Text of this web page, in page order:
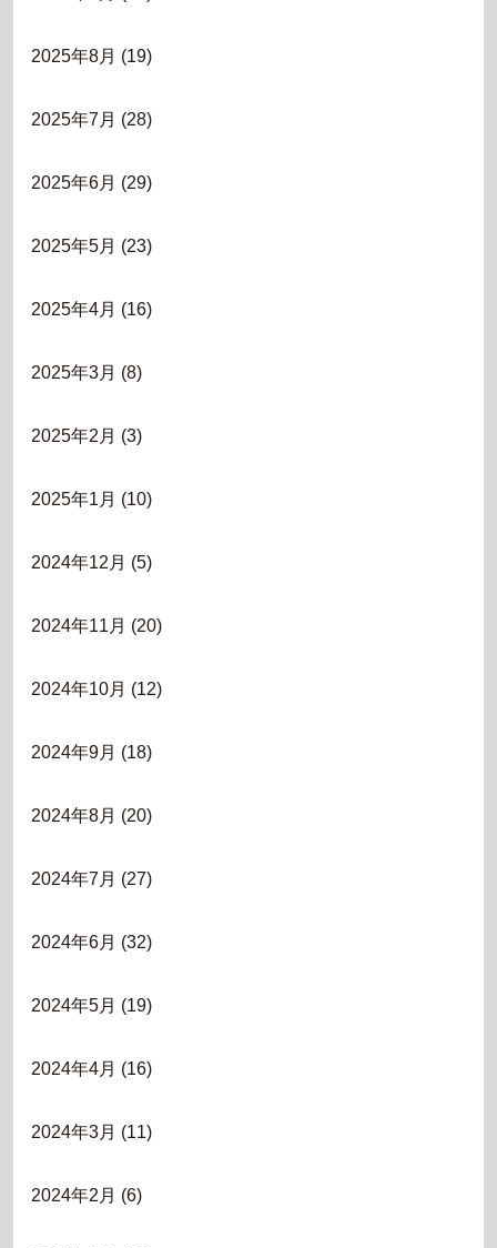
2025年8月 (19)
2025年7月 (28)
2025年6月 (29)
2025年5月 (23)
2025年4月 (16)
2025年3月 (8)
2025年2月 (3)
2025年1月 (10)
2024年12月 (5)
2024年11月 (20)
2024年10月 (12)
2024年9月 (18)
2024年8月 (20)
2024年7月 (27)
2024年6月 (32)
2024年5月 (19)
2024年4月 (16)
2024年3月 (11)
2024年2月 (6)